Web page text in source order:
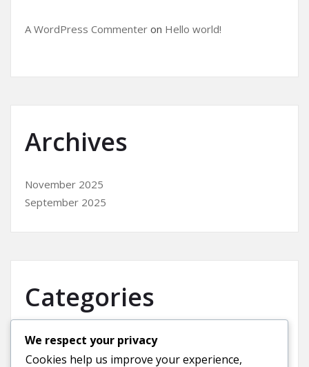
A WordPress Commenter on Hello world!
Archives
November 2025
September 2025
Categories
Uncategorized
We respect your privacy
Cookies help us improve your experience,